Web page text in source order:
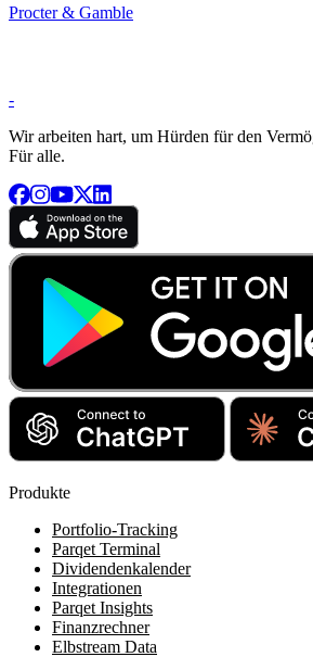
Procter & Gamble
-
Wir arbeiten hart, um Hürden für den
Für alle.
Produkte
Portfolio-Tracking
Parqet Terminal
Dividendenkalender
Integrationen
Parqet Insights
Finanzrechner
Elbstream Data